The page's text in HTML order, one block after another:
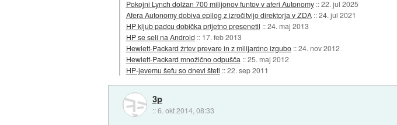
Pokojni Lynch dolžan 700 milijonov funtov v aferi Autonomy ::22. jul 2025
Afera Autonomy dobiva epilog z izročitvijo direktorja v ZDA ::24. jul 2021
HP kljub padcu dobička prijetno presenetil ::24. maj 2013
HP se seli na Android :: 17. feb 2013
Hewlett-Packard žrtev prevare in z milijardno izgubo ::24. nov 2012
Hewlett-Packard množično odpušča ::25. maj 2012
HP-jevemu šefu so dnevi šteti ::22. sep 2011
3p
::6. okt 2014, 08:33